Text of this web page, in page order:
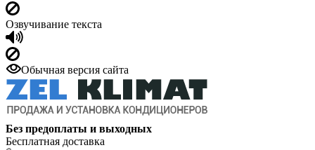
Озвучивание текста
Обычная версия сайта
Без предоплаты и выходных
Бесплатная доставка